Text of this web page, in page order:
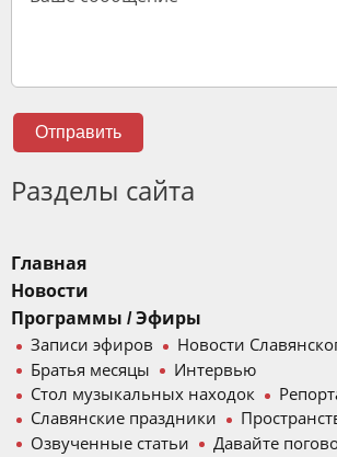
Отправить
Разделы сайта
Главная
Новости
Программы / Эфиры
Записи эфиров
Новости
Братья месяцы
Интервью
Стол музыкальных находок
Славянские праздники
Озвученные статьи
Давайте